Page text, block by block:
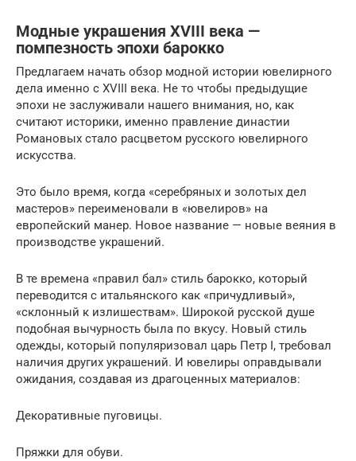
Модные украшения XVIII века —
помпезность эпохи барокко
Предлагаем начать обзор модной истории ювелирного
дела именно с XVIII века. Не то чтобы предыдущие
эпохи не заслуживали нашего внимания, но, как
считают историки, именно правление династии
Романовых стало расцветом русского ювелирного
искусства.
Это было время, когда «серебряных и золотых дел
мастеров» переименовали в «ювелиров» на
европейский манер. Новое название — новые веяния в
производстве украшений.
В те времена «правил бал» стиль барокко, который
переводится с итальянского как «причудливый»,
«склонный к излишествам». Широкой русской душе
подобная вычурность была по вкусу. Новый стиль
одежды, который популяризовал царь Петр I, требовал
наличия других украшений. И ювелиры оправдывали
ожидания, создавая из драгоценных материалов:
Декоративные пуговицы.
Пряжки для обуви.